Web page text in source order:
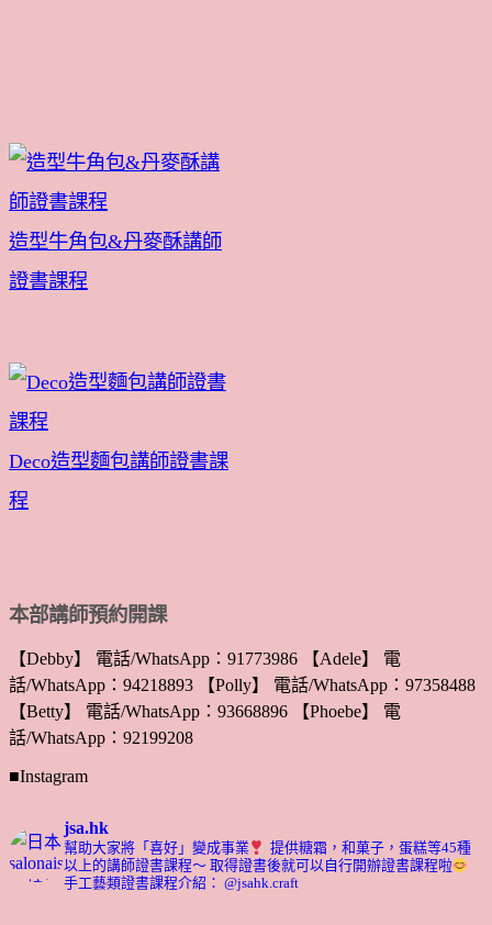
造型牛角包&丹麥酥講師
證書課程
Deco造型麵包講師證書課
程
本部講師預約開課
【Debby】 電話/WhatsApp：91773986 【Adele】 電
話/WhatsApp：94218893 【Polly】 電話/WhatsApp：97358488
【Betty】 電話/WhatsApp：93668896 【Phoebe】 電
話/WhatsApp：92199208
■Instagram
jsa.hk
幫助大家將「喜好」變成事業
提供糖霜，和菓子，蛋糕等45種
以上的講師證書課程～ 取得證書後就可以自行開辦證書課程啦
手工藝類證書課程介紹： @jsahk.craft